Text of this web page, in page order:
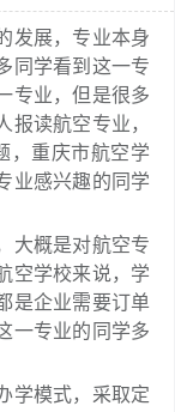
展，专业本身
同学看到这一专
专业，但是很多
报读航空专业，
，重庆市航空学
业感兴趣的同学
概是对航空专
空学校来说，学
是企业需要订单
一专业的同学多
模式，采取定